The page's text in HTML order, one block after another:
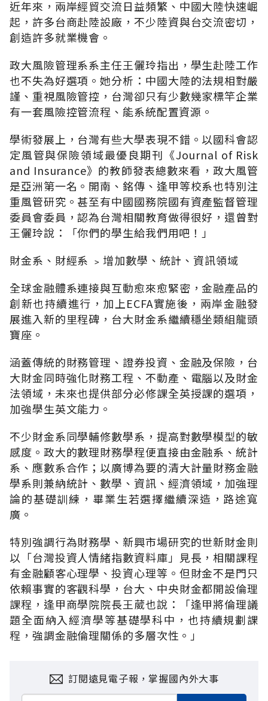
近年來，兩岸經貿交流日益頻繁、中國大陸快速崛
起，許多台商赴陸設廠，不少陸資與台交流密切，
創造許多就業機會。
政大風險管理系系主任王儷玲指出，學生赴陸工作
也不失為好選項。她分析：中國大陸的法規相對嚴
謹、重視風險管控，台灣卻只有少數幾家標竿企業
有一套風險控管流程、能系統配置資源。
學術發展上，台灣有些大學表現不錯。以國科會認
定風管與保險領域最優良期刊《Journal of Risk
and Insurance》的教師發表總數來看，政大風管
是亞洲第一名。開南、銘傳、逢甲等校系也特別注
重風管研究。甚至有中國國務院國有資產監督管理
委員會委員，認為台灣相關教育做得很好，還曾對
王儷玲說：「你們的學生給我們用吧！」
財金系、財經系 ﹥增加數學、統計、資訊領域
全球金融體系連接與互動愈來愈緊密，金融產品的
創新也持續進行，加上ECFA實施後，兩岸金融發
展進入新的里程碑，台大財金系繼續穩坐類組龍頭
寶座。
涵蓋傳統的財務管理、證券投資、金融及保險，台
大財金同時強化財務工程、不動產、電腦以及財金
法領域，未來也提供部分必修課全英授課的選項，
加強學生英文能力。
不少財金系同學輔修數學系，提高對數學模型的敏
感度。政大的數理財務學程便直接由金融系、統計
系、應數系合作；以廣博為要的清大計量財務金融
學系則兼納統計、數學、資訊、經濟領域，加強理
論的基礎訓練，畢業生若選擇繼續深造，路途寬
廣。
特別強調行為財務學、新興市場研究的世新財金則
以「台灣投資人情緒指數資料庫」見長，相關課程
有金融顧客心理學、投資心理等。但財金不是門只
依賴事實的客觀科學，台大、中央財金都開設倫理
課程，逢甲商學院院長王葳也說：「逢甲將倫理議
題全面納入經濟學等基礎學科中，也持續規劃課
程，強調金融倫理關係的多層次性。」
訂閱遠見電子報，掌握國內外大事